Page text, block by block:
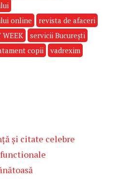
online
revista de afaceri
WEEK
servicii București
copii vadrexim
și citate celebre